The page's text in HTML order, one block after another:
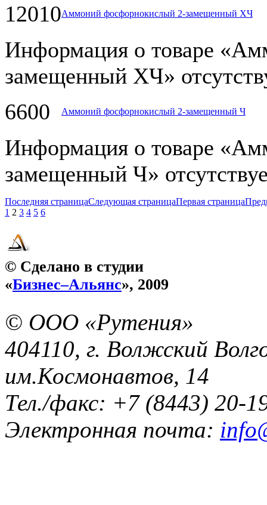
12010Аммоний фосфорнокислый 2-замещенный ХЧ
Информация о товаре
замещенный ХЧ»
6600
Аммоний фосфорнокислый 2-замещенный Ч
Информация о товаре
замещенный Ч»
Последняя страницаСледующая страницаПервая страница
1 2 3 4 5 6
© Сделано в студии
«Бизнес–Альянс», 2009
© ООО «Рутения»
404110, г. Волжский
им.Космонавтов, 14
Тел./факс: +7 (8443) 20-
Электронная почта: